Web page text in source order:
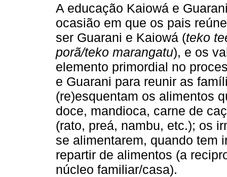
A educação Kaiowá e
ocasião em que os pais
ser Guarani e Kaiowá (teko
porã/teko marangatu), e os
elemento primordial no
e Guarani para reunir as
(re)esquentam os alimentos
doce, mandioca, carne de
(rato, preá, nambu, etc.); os
se alimentarem, quando tem
repartir de alimentos (a
núcleo familiar/casa).